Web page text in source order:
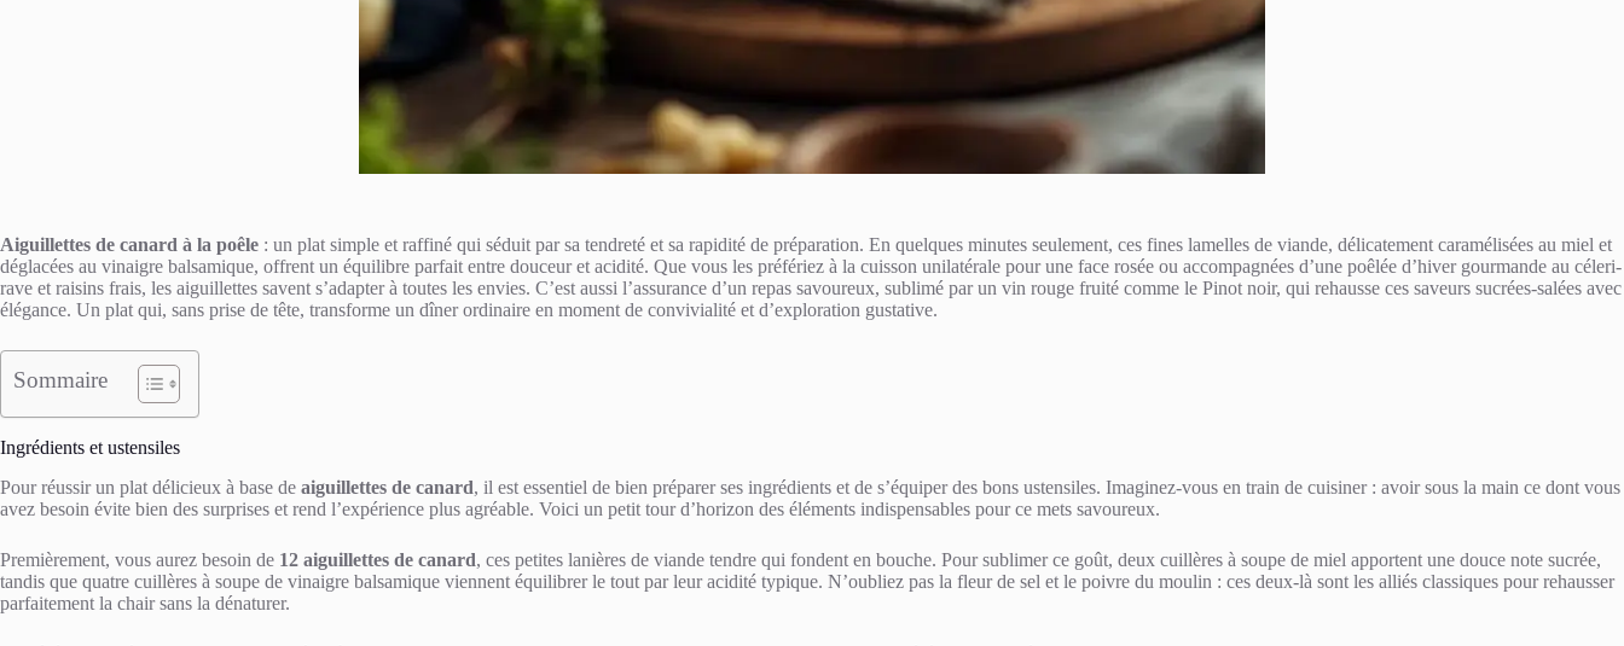
Aiguillettes de canard à la poêle : un plat simple et raffiné qui séduit par sa tendreté et sa rapidité de préparation. En quelques minutes seulement, ces fines lamelles de viande, délicatement caramélisées au miel et
déglacées au vinaigre balsamique, offrent un équilibre parfait entre douceur et acidité. Que vous les préfériez à la cuisson unilatérale pour une face rosée ou accompagnées d’une poêlée d’hiver gourmande au céleri-
rave et raisins frais, les aiguillettes savent s’adapter à toutes les envies. C’est aussi l’assurance d’un repas savoureux, sublimé par un vin rouge fruité comme le Pinot noir, qui rehausse ces saveurs sucrées-salées avec
élégance. Un plat qui, sans prise de tête, transforme un dîner ordinaire en moment de convivialité et d’exploration gustative.
Sommaire
Ingrédients et ustensiles
Pour réussir un plat délicieux à base de aiguillettes de canard, il est essentiel de bien préparer ses ingrédients et de s’équiper des bons ustensiles. Imaginez-vous en train de cuisiner : avoir sous la main ce dont vous
avez besoin évite bien des surprises et rend l’expérience plus agréable. Voici un petit tour d’horizon des éléments indispensables pour ce mets savoureux.
Premièrement, vous aurez besoin de 12 aiguillettes de canard, ces petites lanières de viande tendre qui fondent en bouche. Pour sublimer ce goût, deux cuillères à soupe de miel apportent une douce note sucrée,
tandis que quatre cuillères à soupe de vinaigre balsamique viennent équilibrer le tout par leur acidité typique. N’oubliez pas la fleur de sel et le poivre du moulin : ces deux-là sont les alliés classiques pour rehausser
parfaitement la chair sans la dénaturer.